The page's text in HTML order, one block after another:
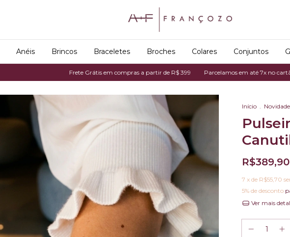
Anéis Brincos Braceletes Broches Colares Conjuntos
Frete Grátis em compras a partir de R$ 399 Parcelamos em até 7x no cartão de
Início .
R$389,90
7 x de R$55,70
5% de desconto
Ver mais